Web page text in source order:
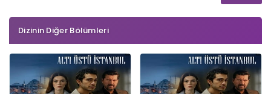
Dizinin Diğer Bölümleri